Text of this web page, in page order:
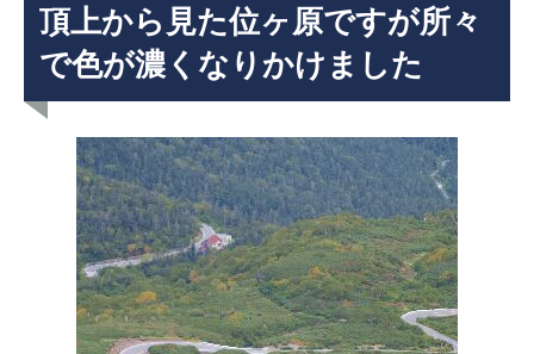
頂上から見た位ヶ原ですが所々
で色が濃くなりかけました